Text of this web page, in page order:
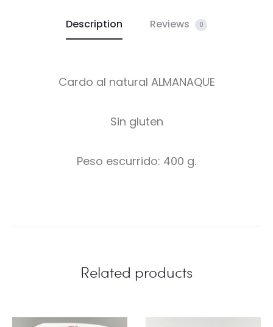
Description Reviews 0
Cardo al natural ALMANAQUE
Sin gluten
Peso escurrido: 400 g.
Related products